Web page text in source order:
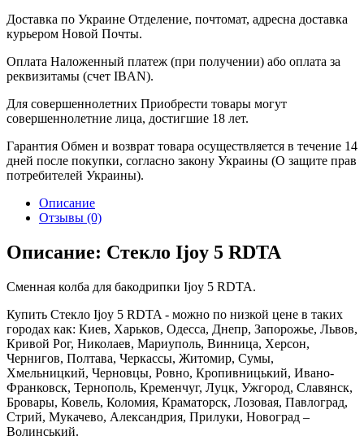
Доставка по Украине Отделение, почтомат, адресна доставка
курьером Новой Почты.
Оплата Наложенный платеж (при получении) або оплата за
реквизитамы (счет IBAN).
Для совершеннолетних Приобрести товары могут
совершеннолетние лица, достигшие 18 лет.
Гарантия Обмен и возврат товара осуществляется в течение 14
дней после покупки, согласно закону Украины (О защите прав
потребителей Украины).
Описание
Отзывы (0)
Описание: Стекло Ijoy 5 RDTA
Сменная колба для бакодрипки Ijoy 5 RDTA.
Купить Стекло Ijoy 5 RDTA - можно по низкой цене в таких
городах как: Киев, Харьков, Одесса, Днепр, Запорожье, Львов,
Кривой Рог, Николаев, Мариуполь, Винница, Херсон,
Чернигов, Полтава, Черкассы, Житомир, Сумы,
Хмельницкий, Черновцы, Ровно, Кропивницький, Ивано-
Франковск, Тернополь, Кременчуг, Луцк, Ужгород, Славянск,
Бровары, Ковель, Коломия, Краматорск, Лозовая, Павлоград,
Стрий, Мукачево, Александрия, Прилуки, Новоград –
Волинський.